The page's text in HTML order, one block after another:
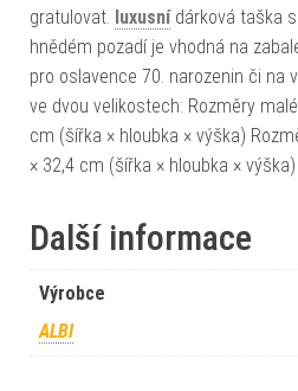
gratulovat. luxusnídárková taška
hnědém pozadí je vhodná na
pro oslavence 70. narozenin či na
ve dvou velikostech: Rozměry
cm (šířka × hloubka × výška)
× 32,4 cm (šířka × hloubka × výška)
Další informace
Výrobce
ALBI